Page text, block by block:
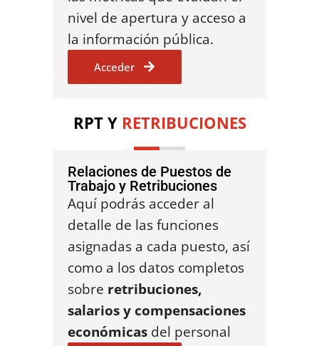
nivel de apertura y acceso a
la información pública.
Acceder
RPT Y RETRIBUCIONES
Relaciones de Puestos de
Trabajo y Retribuciones
Aquí podrás acceder al
detalle de las funciones
asignadas a cada puesto, así
como a los datos completos
sobre retribuciones,
salarios y compensaciones
económicasdel personal